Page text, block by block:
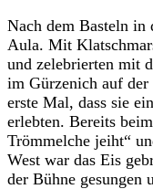
Nach dem Basteln in
Aula. Mit
und zelebrierten mit
im Gürzenich auf
erste Mal, dass sie
erlebten. Bereits
Trömmelche jeiht“
West war das Eis
der Bühne gesungen